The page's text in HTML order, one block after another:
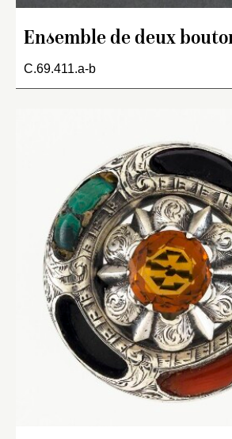
Ensemble de deux
C.69.411.a-b